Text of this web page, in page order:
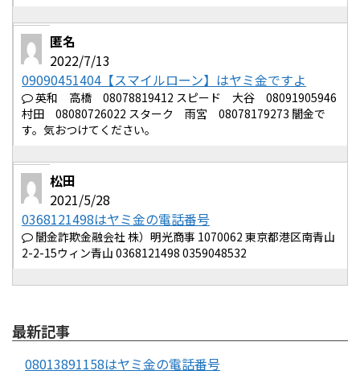
匿名
2022/7/13
09090451404【スマイルローン】はヤミ金ですよ
英和 高橋 08078819412 スピード 大谷 08091905946
村田 08080726022 スターク 雨宮 08078179273 闇金で
す。気おつけてください。
松田
2021/5/28
0368121498はヤミ金の電話番号
闇金詐欺金融会社 株）明光商事 1070062 東京都港区南青山
2-2-15ウィン青山 0368121498 0359048532
最新記事
08013891158はヤミ金の電話番号